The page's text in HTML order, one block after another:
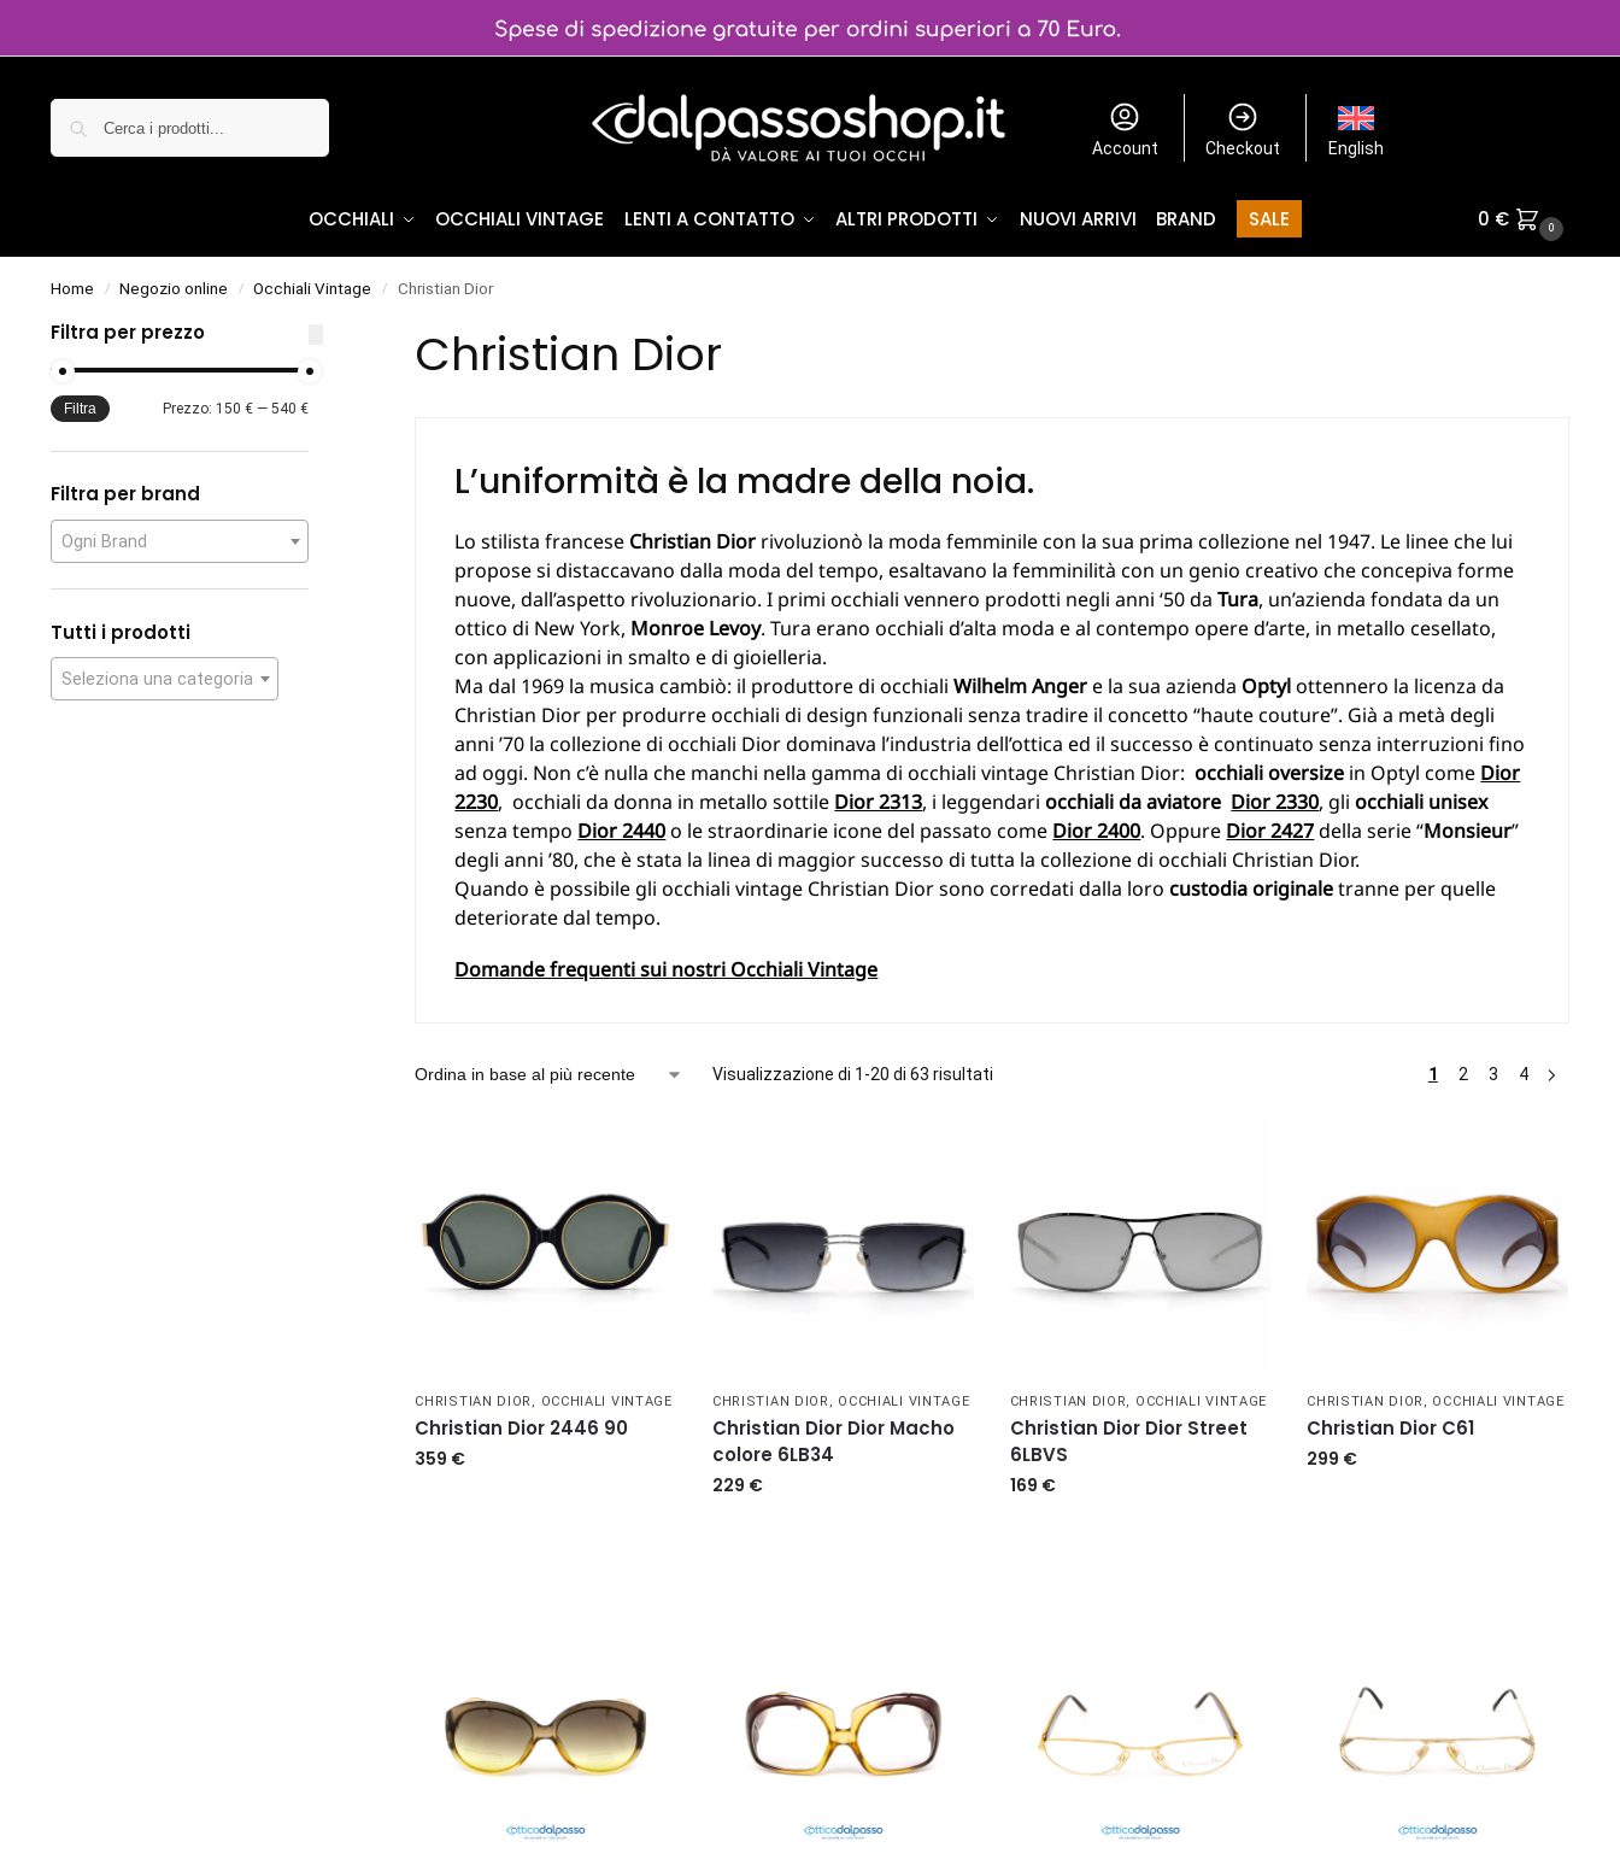
Account Checkout English
OCCHIALI OCCHIALI VINTAGE LENTI A CONTATTO ALTRI PRODOTTI NUOVI ARRIVI BRAND SALE 0 € 0
Home / Negozio online / Occhiali Vintage / Christian Dior
Christian Dior
L’uniformità è la madre della noia.
Lo stilista francese Christian Dior rivoluzionò la moda femminile con la sua prima collezione nel 1947. Le linee che lui
propose si distaccavano dalla moda del tempo, esaltavano la femminilità con un genio creativo che concepiva forme
nuove, dall’aspetto rivoluzionario. I primi occhiali vennero prodotti negli anni ‘50 daTura, un’azienda fondata da un
ottico di New York, Monroe Levoy. Tura erano occhiali d’alta moda e al contempo opere d’arte, in metallo cesellato,
con applicazioni in smalto e di gioielleria.
Ma dal 1969 la musica cambiò: il produttore di occhialiWilhelm Angere la sua azienda Optylottennero la licenza da
Christian Dior per produrre occhiali di design funzionali senza tradire il concetto “haute couture”. Già a metà degli
anni ’70 la collezione di occhiali Dior dominava l’industria dell’ottica ed il successo è continuato senza interruzioni fino
ad oggi. Non c’è nulla che manchi nella gamma di occhiali vintage Christian Dior:occhiali oversize in Optyl come Dior
2230, occhiali da donna in metallo sottile Dior 2313, i leggendariocchiali da aviatore Dior 2330, gliocchiali unisex
senza tempo Dior 2440o le straordinarie icone del passato come Dior 2400. Oppure Dior 2427della serie “Monsieur”
degli anni ’80, che è stata la linea di maggior successo di tutta la collezione di occhiali Christian Dior.
Quando è possibile gli occhiali vintage Christian Dior sono corredati dalla lorocustodia originaletranne per quelle
deteriorate dal tempo.
Domande frequenti sui nostri Occhiali Vintage
Visualizzazione di 1-20 di 63 risultati 1 2 3 4
CHRISTIAN DIOR , OCCHIALI VINTAGE
Christian Dior 2446 90
359 €
CHRISTIAN DIOR , OCCHIALI VINTAGE
Christian Dior Dior Macho
colore 6LB34
229 €
CHRISTIAN DIOR, OCCHIALI VINTAGE
Christian Dior Dior Street
6LBVS
169 €
CHRISTIAN DIOR , OCCHIALI VINTAGE
Christian Dior C61
299 €
Filtra per prezzo
Filtra Prezzo: 150 € —540 €
Filtra per brand
Ogni Brand
Tutti i prodotti
Seleziona una categoria